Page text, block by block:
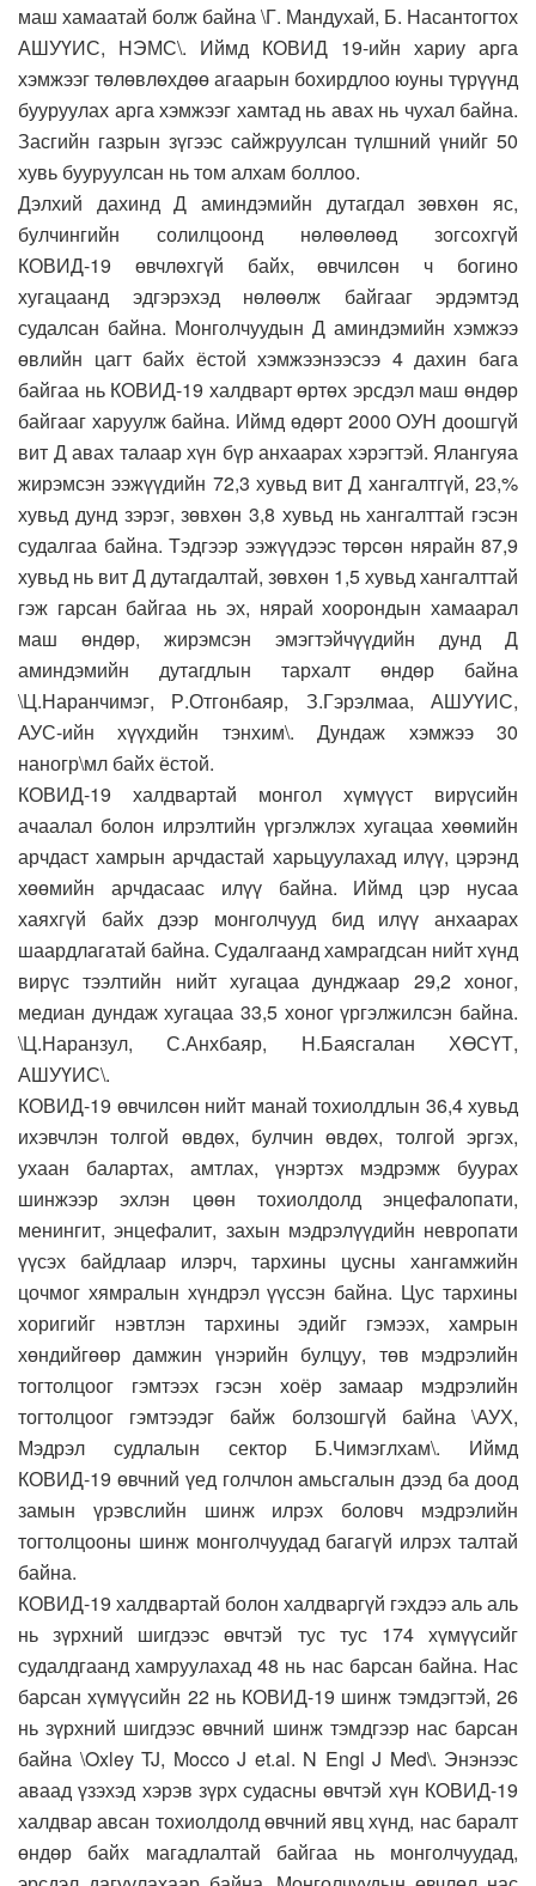
маш хамаатай болж байна \Г. Мандухай, Б. Насантогтох
АШУҮИС, НЭМС\. Иймд КОВИД 19-ийн хариу арга
хэмжээг төлөвлөхдөө агаарын бохирдлоо юуны түрүүнд
бууруулах арга хэмжээг хамтад нь авах нь чухал байна.
Засгийн газрын зүгээс сайжруулсан түлшний үнийг 50
хувь бууруулсан нь том алхам боллоо.
Дэлхий дахинд Д аминдэмийн дутагдал зөвхөн яс,
булчингийн солилцоонд нөлөөлөөд зогсохгүй
КОВИД-19 өвчлөхгүй байх, өвчилсөн ч богино
хугацаанд эдгэрэхэд нөлөөлж байгааг эрдэмтэд
судалсан байна. Монголчуудын Д аминдэмийн хэмжээ
өвлийн цагт байх ёстой хэмжээнээсээ 4 дахин бага
байгаа нь КОВИД-19 халдварт өртөх эрсдэл маш өндөр
байгааг харуулж байна. Иймд өдөрт 2000 ОУН доошгүй
вит Д авах талаар хүн бүр анхаарах хэрэгтэй. Ялангуяа
жирэмсэн ээжүүдийн 72,3 хувьд вит Д хангалтгүй, 23,%
хувьд дунд зэрэг, зөвхөн 3,8 хувьд нь хангалттай гэсэн
судалгаа байна. Тэдгээр ээжүүдээс төрсөн нярайн 87,9
хувьд нь вит Д дутагдалтай, зөвхөн 1,5 хувьд хангалттай
гэж гарсан байгаа нь эх, нярай хоорондын хамаарал
маш өндөр, жирэмсэн эмэгтэйчүүдийн дунд Д
аминдэмийн дутагдлын тархалт өндөр байна
\Ц.Наранчимэг, Р.Отгонбаяр, З.Гэрэлмаа, АШУҮИС,
АУС-ийн хүүхдийн тэнхим\. Дундаж хэмжээ 30
наногр\мл байх ёстой.
КОВИД-19 халдвартай монгол хүмүүст вирүсийн
ачаалал болон илрэлтийн үргэлжлэх хугацаа хөөмийн
арчдаст хамрын арчдастай харьцуулахад илүү, цэрэнд
хөөмийн арчдасаас илүү байна. Иймд цэр нусаа
хаяхгүй байх дээр монголчууд бид илүү анхаарах
шаардлагатай байна. Судалгаанд хамрагдсан нийт хүнд
вирүс тээлтийн нийт хугацаа дунджаар 29,2 хоног,
медиан дундаж хугацаа 33,5 хоног үргэлжилсэн байна.
\Ц.Наранзул, С.Анхбаяр, Н.Баясгалан ХӨСҮТ,
АШУҮИС\.
КОВИД-19 өвчилсөн нийт манай тохиолдлын 36,4 хувьд
ихэвчлэн толгой өвдөх, булчин өвдөх, толгой эргэх,
ухаан балартах, амтлах, үнэртэх мэдрэмж буурах
шинжээр эхлэн цөөн тохиолдолд энцефалопати,
менингит, энцефалит, захын мэдрэлүүдийн невропати
үүсэх байдлаар илэрч, тархины цусны хангамжийн
цочмог хямралын хүндрэл үүссэн байна. Цус тархины
хоригийг нэвтлэн тархины эдийг гэмээх, хамрын
хөндийгөөр дамжин үнэрийн булцуу, төв мэдрэлийн
тогтолцоог гэмтээх гэсэн хоёр замаар мэдрэлийн
тогтолцоог гэмтээдэг байж болзошгүй байна \АУХ,
Мэдрэл судлалын сектор Б.Чимэглхам\. Иймд
КОВИД-19 өвчний үед голчлон амьсгалын дээд ба доод
замын үрэвслийн шинж илрэх боловч мэдрэлийн
тогтолцооны шинж монголчуудад багагүй илрэх талтай
байна.
КОВИД-19 халдвартай болон халдваргүй гэхдээ аль аль
нь зүрхний шигдээс өвчтэй тус тус 174 хүмүүсийг
судалдгаанд хамруулахад 48 нь нас барсан байна. Нас
барсан хүмүүсийн 22 нь КОВИД-19 шинж тэмдэгтэй, 26
нь зүрхний шигдээс өвчний шинж тэмдгээр нас барсан
байна \Oxley TJ, Mocco J et.al. N Engl J Med\. Энэнээс
аваад үзэхэд хэрэв зүрх судасны өвчтэй хүн КОВИД-19
халдвар авсан тохиолдолд өвчний явц хүнд, нас баралт
өндөр байх магадлалтай байгаа нь монголчуудад,